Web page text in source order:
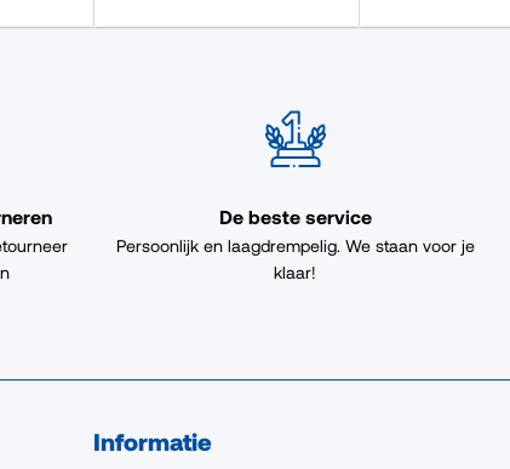
De beste service
Persoonlijk en laagdrempelig. We staan voor je
klaar!
Informatie